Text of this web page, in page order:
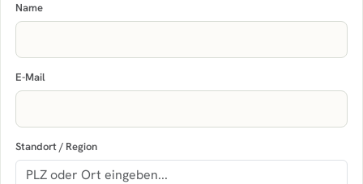
Name
E-Mail
Standort / Region